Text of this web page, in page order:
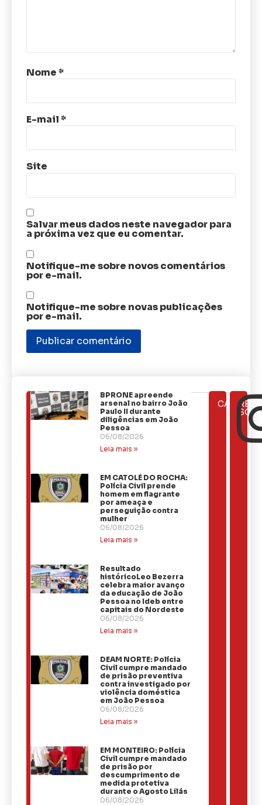
Nome*
E-mail*
Site
Salvar meus dados neste navegador para
a próxima vez que eu comentar.
Notifique-me sobre novos comentários
por e-mail.
Notifique-me sobre novas publicações
por e-mail.
ÚLTIMAS
NOTÍCIAS
BPRONE apreende
arsenal no bairro João
Paulo II durante
diligências em João
Pessoa
06/08/2026
Leia mais »
EM CATOLÉ DO ROCHA:
Polícia Civil prende
homem em flagrante
por ameaça e
perseguição contra
mulher
06/08/2026
Leia mais »
Resultado
históricoLeo Bezerra
celebra maior avanço
da educação de João
Pessoa no Ideb entre
capitais do Nordeste
06/08/2026
Leia mais »
DEAM NORTE: Polícia
Civil cumpre mandado
de prisão preventiva
contra investigado por
violência doméstica
em João Pessoa
06/08/2026
Leia mais »
EM MONTEIRO: Polícia
Civil cumpre mandado
de prisão por
descumprimento de
medida protetiva
durante o Agosto Lilás
06/08/2026